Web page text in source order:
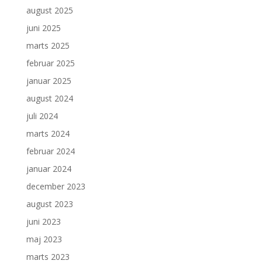
august 2025
juni 2025
marts 2025
februar 2025
januar 2025
august 2024
juli 2024
marts 2024
februar 2024
januar 2024
december 2023
august 2023
juni 2023
maj 2023
marts 2023